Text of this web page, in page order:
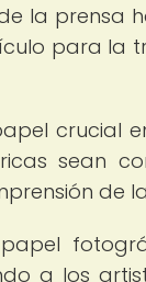
la
para la
crucial
sean
de
a los